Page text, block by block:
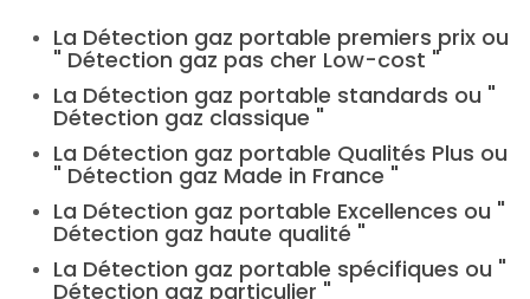
La Détection gaz portable premiers prix ou
" Détection gaz pas cher Low-cost "
La Détection gaz portable standards ou "
Détection gaz classique "
La Détection gaz portable Qualités Plus ou
" Détection gaz Made in France "
La Détection gaz portable Excellences ou "
Détection gaz haute qualité "
La Détection gaz portable spécifiques ou "
Détection gaz particulier "